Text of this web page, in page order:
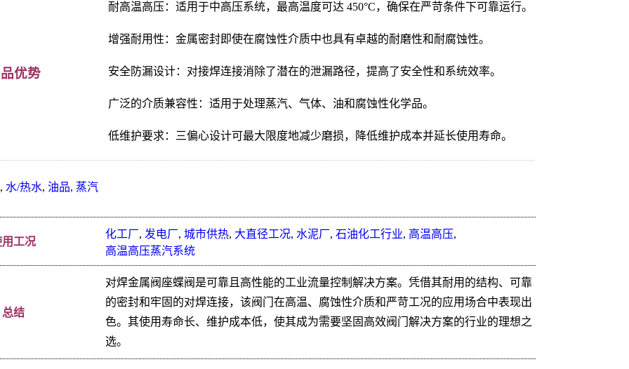
优势
耐高温高压：适用于中高压系统，最高温度可达 450°C，确保在严苛条件下可靠运行。
增强耐用性：金属密封即使在腐蚀性介质中也具有卓越的耐磨性和耐腐蚀性。
安全防漏设计：对接焊连接消除了潜在的泄漏路径，提高了安全性和系统效率。
广泛的介质兼容性：适用于处理蒸汽、气体、油和腐蚀性化学品。
低维护要求：三偏心设计可最大限度地减少磨损，降低维护成本并延长使用寿命。
, 水/热水, 油品, 蒸汽
用工况
化工厂, 发电厂, 城市供热, 大直径工况, 水泥厂, 石油化工行业, 高温高压,
高温高压蒸汽系统
总结
对焊金属阀座蝶阀是可靠且高性能的工业流量控制解决方案。凭借其耐用的结构、可靠
的密封和牢固的对焊连接，该阀门在高温、腐蚀性介质和严苛工况的应用场合中表现出
色。其使用寿命长、维护成本低，使其成为需要坚固高效阀门解决方案的行业的理想之
选。